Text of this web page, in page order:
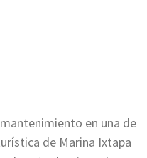
en una de
de Marina Ixtapa